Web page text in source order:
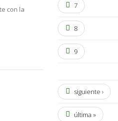
con la
7
8
9
siguiente ›
última »